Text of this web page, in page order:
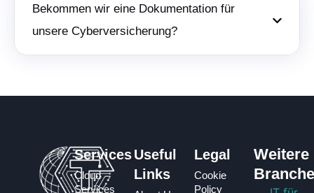
Bekommen wir eine Dokumentation für
unsere Cyberversicherung?
Services
Cloud
Services
Useful
Links
Legal
Cookie
Policy
Weitere